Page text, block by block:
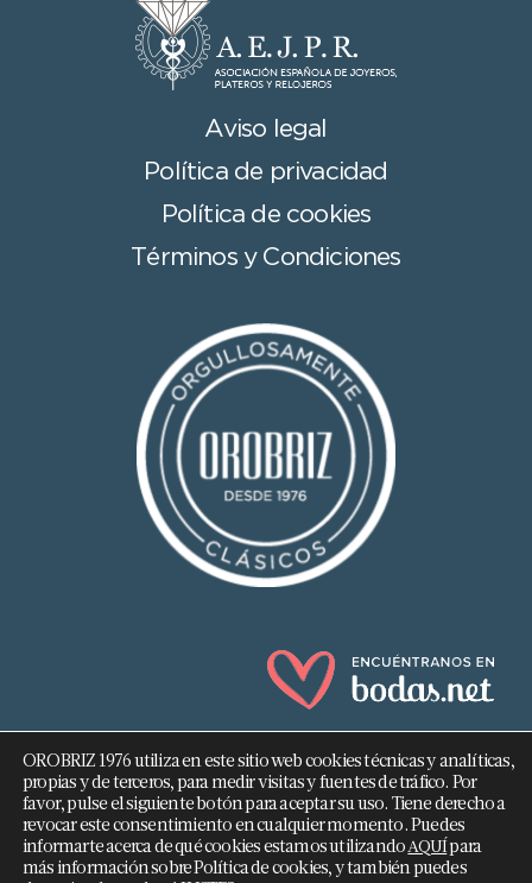
Aviso legal
Política de privacidad
Política de cookies
Términos y Condiciones
682 293 876
info@orobriz.es
OROBRIZ 1976 utiliza en este sitio web cookies técnicas y analíticas,
propias y de terceros, para medir visitas y fuentes de tráfico. Por
favor, pulse el siguiente botón para aceptar su uso. Tiene derecho a
revocar este consentimiento en cualquier momento. Puedes
informarte acerca de qué cookies estamos utilizandoAQUÍpara
más información sobre Política de cookies, y también puedes